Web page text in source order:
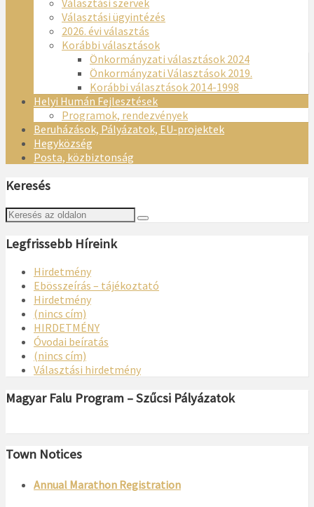
Választási szervek
Választási ügyintézés
2026. évi választás
Korábbi választások
Önkormányzati választások 2024
Önkormányzati Választások 2019.
Korábbi választások 2014-1998
Helyi Humán Fejlesztések
Programok, rendezvények
Beruházások, Pályázatok, EU-projektek
Hegyközség
Posta, közbiztonság
Keresés
Legfrissebb Híreink
Hirdetmény
Ebösszeírás – tájékoztató
Hirdetmény
(nincs cím)
HIRDETMÉNY
Óvodai beíratás
(nincs cím)
Választási hirdetmény
Magyar Falu Program – Szűcsi Pályázatok
Town Notices
Annual Marathon Registration